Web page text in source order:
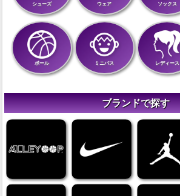
シューズ ウェア ソックス
ボール ミニバス レディース
ブランドで探す